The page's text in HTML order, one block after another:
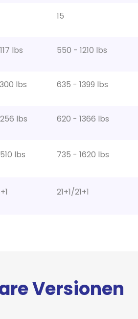
15
lbs 550 - 1210 lbs
lbs 635 - 1399 lbs
lbs 620 - 1366 lbs
lbs 735 - 1620 lbs
21+1/21+1
Versionen